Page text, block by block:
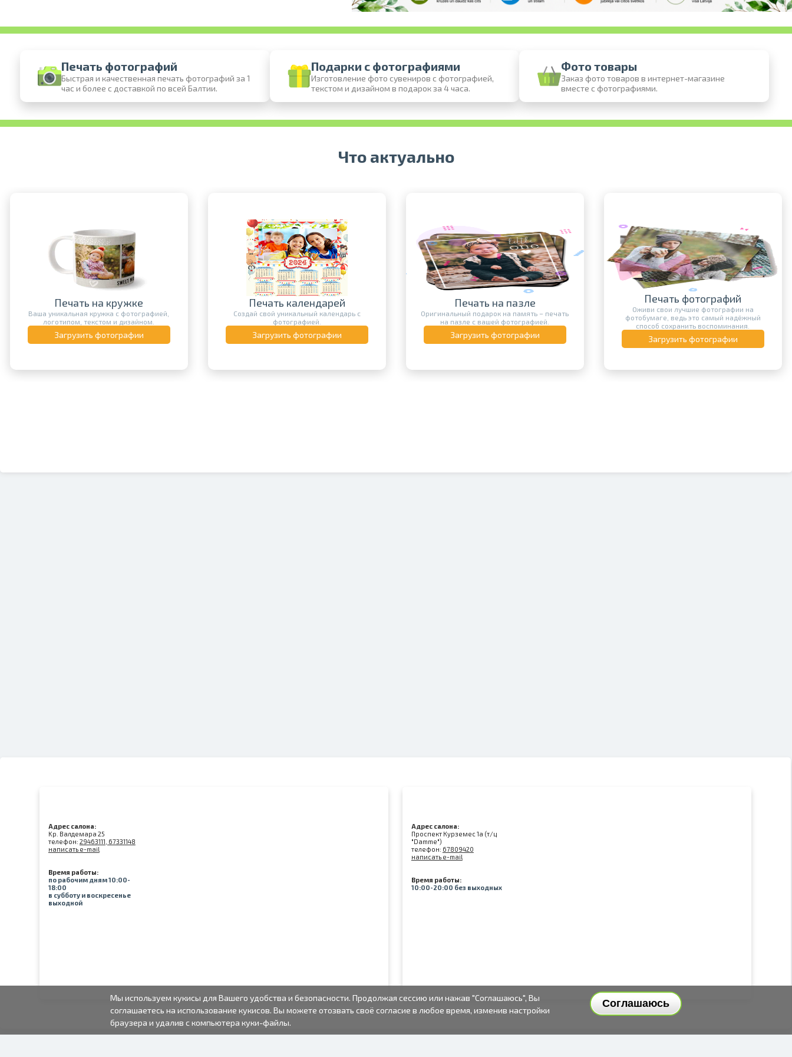
Печать в течение 1 часа в Риге – закажите онлайн
Различные форматы и виды бумаги для ваших фотографий
Доставка по всей Латвии или самовывоз
Печать фотографий
Быстрая и качественная печать фотографий за 1
час и более с доставкой по всей Балтии.
Подарки с фотографиями
Изготовление фото сувениров с фотографией,
текстом и дизайном в подарок за 4 часа.
Фото товары
Заказ фото товаров в интернет-магазине
вместе с фотографиями.
Что актуально
Печать на кружке
Ваша уникальная кружка с фотографией,
логотипом, текстом и дизайном.
Загрузить фотографии
Печать календарей
Создай свой уникальный календарь с
фотографией.
Загрузить фотографии
Печать на пазле
Оригинальный подарок на память – печать
на пазле с вашей фотографией.
Загрузить фотографии
Печать фотографий
Оживи свои лучшие фотографии на
фотобумаге, ведь это самый надёжный
способ сохранить воспоминания.
Загрузить фотографии
Адрес салона:
Kр. Валдемара 25
телефон: 29463111, 67331148
написать e-mail
Время работы:
по рабочим дням 10:00-
18:00
в субботу и воскресенье
выходной
Адрес салона:
Проспект Курземес 1а (т/ц
"Damme")
телефон: 67809420
написать e-mail
Время работы:
10:00-20:00 без выходных
Соглашаюсь
Мы используем кукисы для Вашего удобства и безопасности. Продолжая сессию или нажав "Соглашаюсь", Вы
соглашаетесь на использование кукисов. Вы можете отозвать своё согласие в любое время, изменив настройки
браузера и удалив с компьютера куки-файлы.